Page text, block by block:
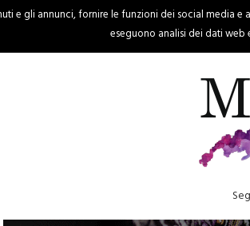
HOME CRONACA PALERMO
e gli annunci, fornire le funzioni dei social media
eseguono analisi dei dati web